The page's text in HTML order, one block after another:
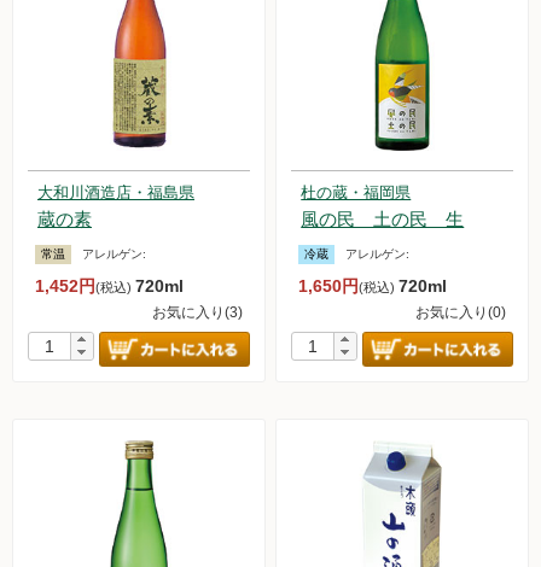
大和川酒造店・福島県
蔵の素
常温 アレルゲン:
1,452円(税込) 720ml
お気に入り(3)
杜の蔵・福岡県
風の民 土の民 生
冷蔵 アレルゲン:
1,650円(税込)720ml
お気に入り(0)